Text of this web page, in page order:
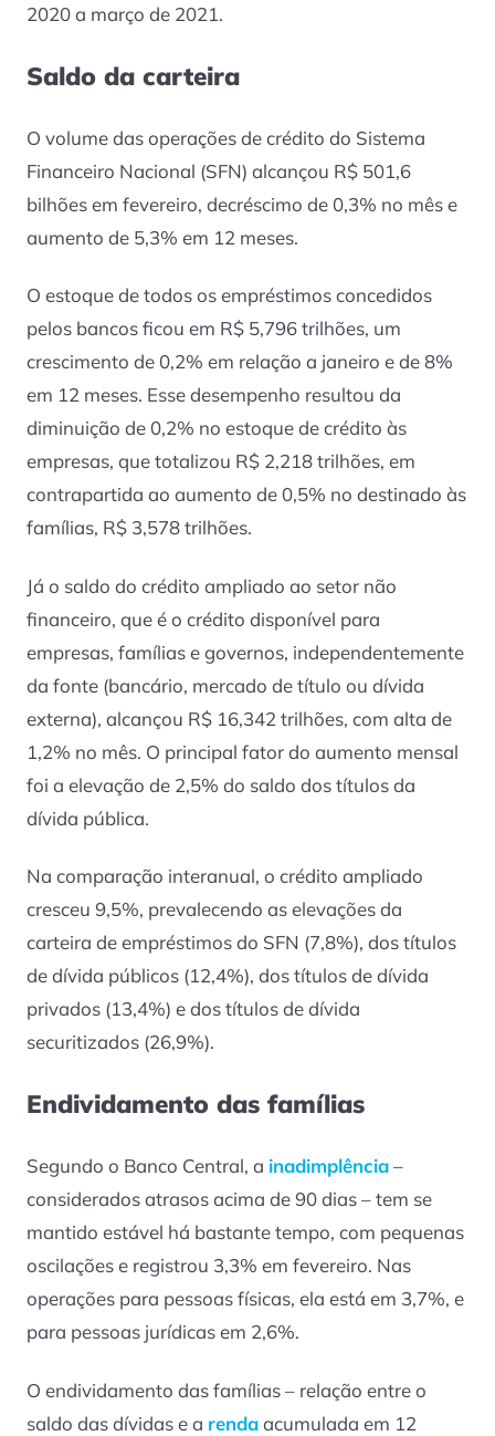
2020 a março de 2021.
Saldo da carteira
O volume das operações de crédito do Sistema
Financeiro Nacional (SFN) alcançou R$ 501,6
bilhões em fevereiro, decréscimo de 0,3% no mês e
aumento de 5,3% em 12 meses.
O estoque de todos os empréstimos concedidos
pelos bancos ficou em R$ 5,796 trilhões, um
crescimento de 0,2% em relação a janeiro e de 8%
em 12 meses. Esse desempenho resultou da
diminuição de 0,2% no estoque de crédito às
empresas, que totalizou R$ 2,218 trilhões, em
contrapartida ao aumento de 0,5% no destinado às
famílias, R$ 3,578 trilhões.
Já o saldo do crédito ampliado ao setor não
financeiro, que é o crédito disponível para
empresas, famílias e governos, independentemente
da fonte (bancário, mercado de título ou dívida
externa), alcançou R$ 16,342 trilhões, com alta de
1,2% no mês. O principal fator do aumento mensal
foi a elevação de 2,5% do saldo dos títulos da
dívida pública.
Na comparação interanual, o crédito ampliado
cresceu 9,5%, prevalecendo as elevações da
carteira de empréstimos do SFN (7,8%), dos títulos
de dívida públicos (12,4%), dos títulos de dívida
privados (13,4%) e dos títulos de dívida
securitizados (26,9%).
Endividamento das famílias
Segundo o Banco Central, a inadimplência–
considerados atrasos acima de 90 dias – tem se
mantido estável há bastante tempo, com pequenas
oscilações e registrou 3,3% em fevereiro. Nas
operações para pessoas físicas, ela está em 3,7%, e
para pessoas jurídicas em 2,6%.
O endividamento das famílias – relação entre o
saldo das dívidas e a rendaacumulada em 12